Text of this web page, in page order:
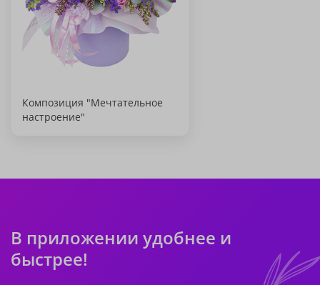
Композиция "Мечтательное
настроение"
В приложении удобнее и
быстрее!